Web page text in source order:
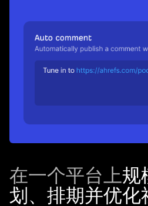
在一个平台上规
划、排期并优化